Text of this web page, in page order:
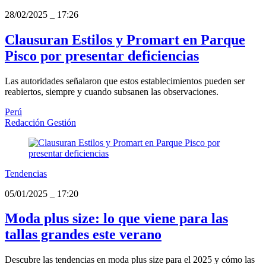
28/02/2025
17:26
Clausuran Estilos y Promart en Parque
Pisco por presentar deficiencias
Las autoridades señalaron que estos establecimientos pueden ser
reabiertos, siempre y cuando subsanen las observaciones.
Perú
Redacción Gestión
Tendencias
05/01/2025
17:20
Moda plus size: lo que viene para las
tallas grandes este verano
Descubre las tendencias en moda plus size para el 2025 y cómo las